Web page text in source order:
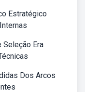
Estratégico
Era
Dos Arcos